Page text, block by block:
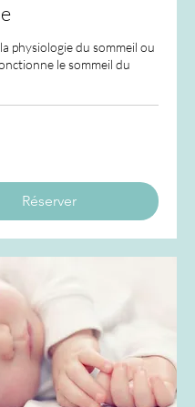
physiologie du sommeil ou
le sommeil du
Réserver